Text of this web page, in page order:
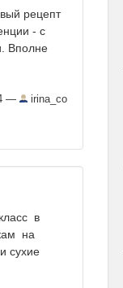
рецепт
- с
Вполне
— irina_co
в
на
сухие